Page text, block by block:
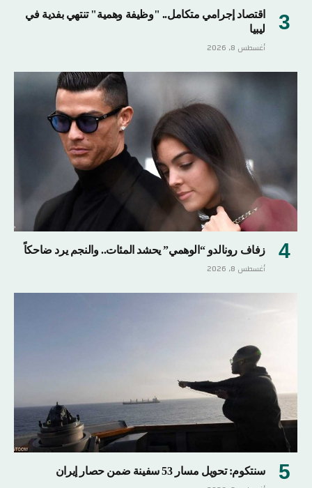
اقتصاد إجرامي متكامل.. "وظيفة وهمية" تنتهي بفدية في
ليبيا
أغسطس 8, 2026
زفاف رونالدو “الوهمي” يحشد المئات.. والنجم يرد ضاحكاً
أغسطس 8, 2026
سنتكوم: تحويل مسار 53 سفينة ضمن حصار إيران